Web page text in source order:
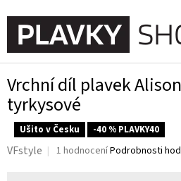
na
obsah
Vrchní díl plavek
tyrkysové
Ušito v Česku -40 % PLAVKY40
Průměrné
1 hodnoceníPodrobnosti
VFstyle